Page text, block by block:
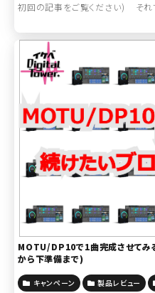
初回の記事をご覧ください) それ
「読み込み」について大勘違いを
MOTU/DP10で1曲完成させてみ
から下準備まで)
キャンペーン 製品レビュー